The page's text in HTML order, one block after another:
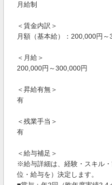
月給制
＜賃金内訳＞
月額（基本給）：200,000円～
＜月給＞
200,000円～300,000円
＜昇給有無＞
有
＜残業手当＞
有
＜給与補足＞
※給与詳細は、経験・スキル
位・給与を）決定します。